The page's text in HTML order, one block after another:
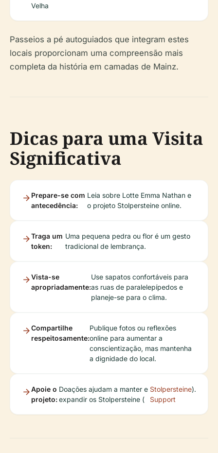
Velha
Passeios a pé autoguiados que integram estes
locais proporcionam uma compreensão mais
completa da história em camadas de Mainz.
Dicas para uma Visita
Significativa
Prepare-se com
antecedência:
Leia sobre Lotte Emma Nathan e
o projeto Stolpersteine online.
Traga um
token:
Uma pequena pedra ou flor é um gesto
tradicional de lembrança.
Vista-se
apropriadamente:
Use sapatos confortáveis para
as ruas de paralelepípedos e
planeje-se para o clima.
Compartilhe
respeitosamente:
Publique fotos ou reflexões
online para aumentar a
conscientização, mas mantenha
a dignidade do local.
Apoie o
projeto:
Doações ajudam a manter e
expandir os Stolpersteine (
Stolpersteine
Support
).